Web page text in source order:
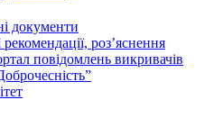
документи
роз’яснення
повідомлень викривачів